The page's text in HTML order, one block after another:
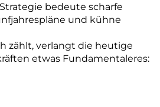
bedeute scharfe
und kühne
zählt, verlangt die heutige
etwas Fundamentaleres: